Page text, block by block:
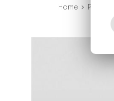
Home Poltrone